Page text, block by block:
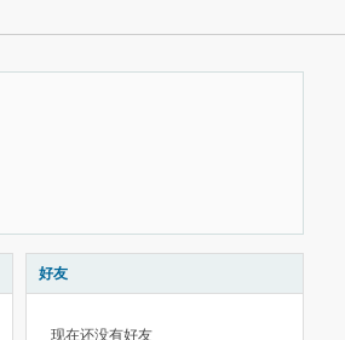
好友
现在还没有好友